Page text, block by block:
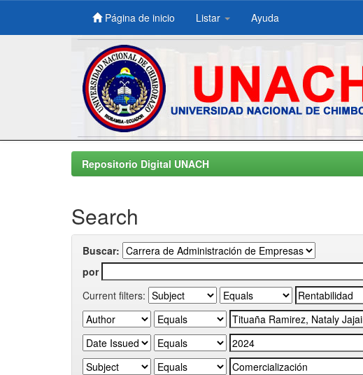
Skip
Página de inicio Listar Ayuda
Repositorio Digital UNACH
Search
Buscar:
por
Current filters: